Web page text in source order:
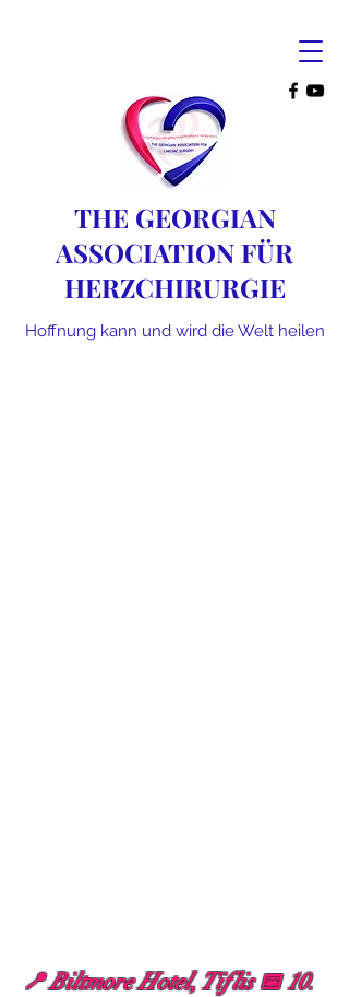
THE GEORGIAN
ASSOCIATION FÜR
HERZCHIRURGIE
Hoffnung kann und wird die Welt heilen
📍 Biltmore Hotel, Tiflis 📅 10.